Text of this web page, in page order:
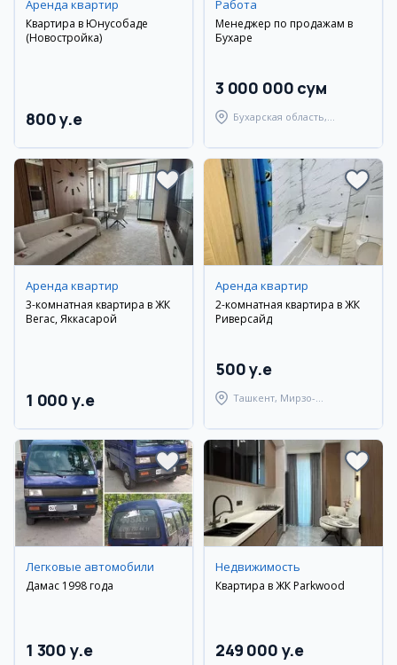
Аренда квартир
Квартира в Юнусобаде
(Новостройка)
800 y.e
Работа
Менеджер по продажам в
Бухаре
3 000 000 сум
Бухарская область,
Аренда квартир
3-комнатная квартира в ЖК
Вегас, Яккасарой
1 000 y.e
Аренда квартир
2-комнатная квартира в ЖК
Риверсайд
500 y.e
Ташкент, Мирзо-
Легковые автомобили
Дамас 1998 года
1 300 y.e
Недвижимость
Квартира в ЖК Parkwood
249 000 y.e